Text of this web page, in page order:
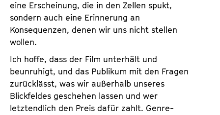
eine Erscheinung, die in den Zellen spukt,
sondern auch eine Erinnerung an
Konsequenzen, denen wir uns nicht stellen
wollen.
Ich hoffe, dass der Film unterhält und
beunruhigt, und das Publikum mit den Fragen
zurücklässt, was wir außerhalb unseres
Blickfeldes geschehen lassen und wer
letztendlich den Preis dafür zahlt. Genre-